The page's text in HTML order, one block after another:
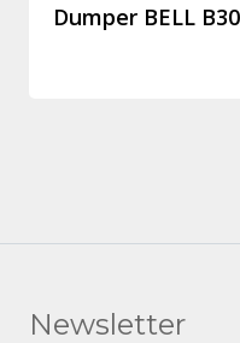
Dumper BELL
Newsletter